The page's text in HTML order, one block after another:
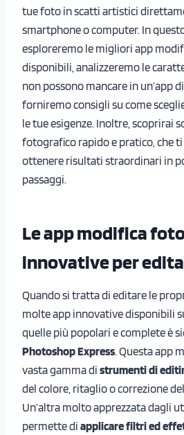
tue foto in scatti artistici
smartphone o computer. In
esploreremo le migliori app
disponibili, analizzeremo le
non possono mancare in un’app
forniremo consigli su come
le tue esigenze. Inoltre, scoprirai
fotografico rapido e pratico, che
ottenere risultati straordinari in
passaggi.
Le app modifica
innovative per
Quando si tratta di editare le
molte app innovative disponibili
quelle più popolari e complete è
Photoshop Express. Questa app
vasta gamma di strumenti di
del colore, ritaglio o correzione
Un’altra molto apprezzata dagli
permette di applicare filtri ed